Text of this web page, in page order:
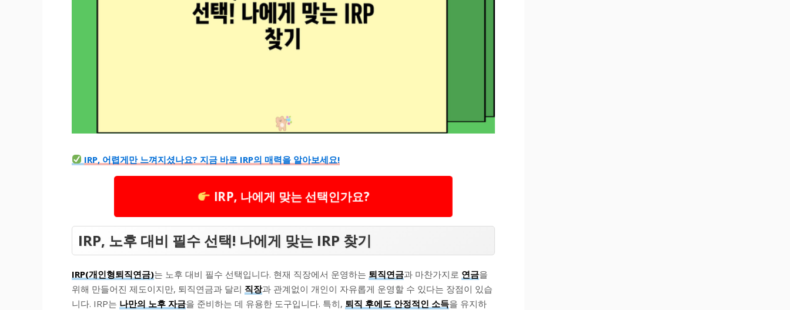
IRP, 어렵게만 느껴지셨나요? 지금 바로 IRP의 매력을 알아보세요!
IRP, 나에게 맞는 선택인가요?
IRP, 노후 대비 필수 선택! 나에게 맞는 IRP 찾기
IRP(개인형퇴직연금)는 노후 대비 필수 선택입니다. 현재 직장에서 운영하는 퇴직연금과 마찬가지로 연금을
위해 만들어진 제도이지만, 퇴직연금과 달리 직장과 관계없이 개인이 자유롭게 운영할 수 있다는 장점이 있습
니다. IRP는 나만의 노후 자금을 준비하는 데 유용한 도구입니다. 특히, 퇴직 후에도 안정적인 소득을 유지하